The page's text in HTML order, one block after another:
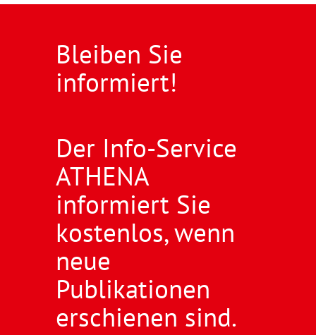
Bleiben Sie
informiert!
Der Info-Service
ATHENA
informiert Sie
kostenlos, wenn
neue
Publikationen
erschienen sind.